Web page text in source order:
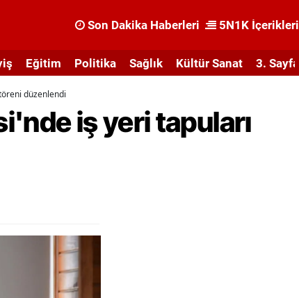
Son Dakika Haberleri 5N1K İçerikleri
Eğitim Politika Sağlık Kültür Sanat 3. Sayfa
düzenlendi
iş yeri tapuları